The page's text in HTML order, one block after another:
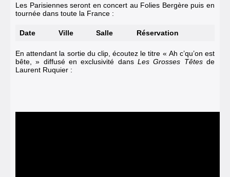
Les Parisiennes seront en concert au Folies Bergère puis en
tournée dans toute la France :
Date Ville Salle Réservation
En attendant la sortie du clip, écoutez le titre « Ah c’qu’on est
bête, » diffusé en exclusivité dans Les Grosses Têtesde
Laurent Ruquier :